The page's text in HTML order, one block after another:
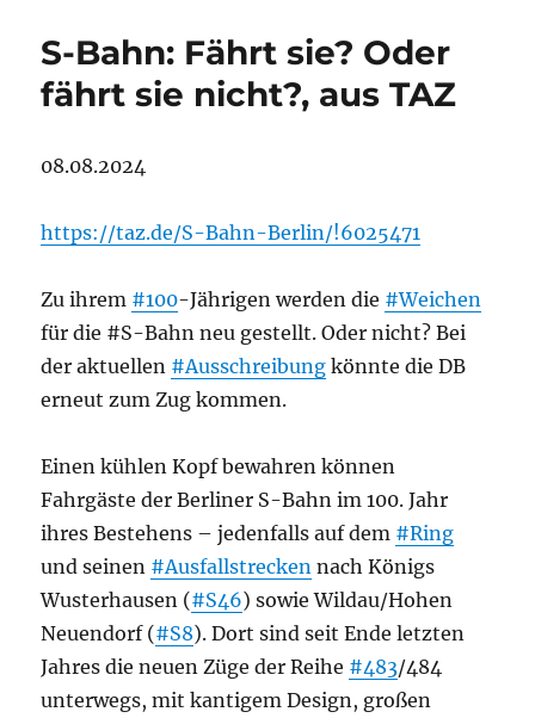
S-Bahn: Fährt sie? Oder
fährt sie nicht?, aus TAZ
08.08.2024
https://taz.de/S-Bahn-Berlin/!6025471
Zu ihrem #100-Jährigen werden die #Weichen
für die #S-Bahn neu gestellt. Oder nicht? Bei
der aktuellen #Ausschreibung könnte die DB
erneut zum Zug kommen.
Einen kühlen Kopf bewahren können
Fahrgäste der Berliner S-Bahn im 100. Jahr
ihres Bestehens – jedenfalls auf dem #Ring
und seinen #Ausfallstrecken nach Königs
Wusterhausen (#S46) sowie Wildau/Hohen
Neuendorf (#S8). Dort sind seit Ende letzten
Jahres die neuen Züge der Reihe #483/484
unterwegs, mit kantigem Design, großen